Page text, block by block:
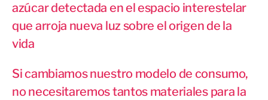
azúcar detectada en el espacio interestelar
que arroja nueva luz sobre el origen de la
vida
Si cambiamos nuestro modelo de consumo,
no necesitaremos tantos materiales para la